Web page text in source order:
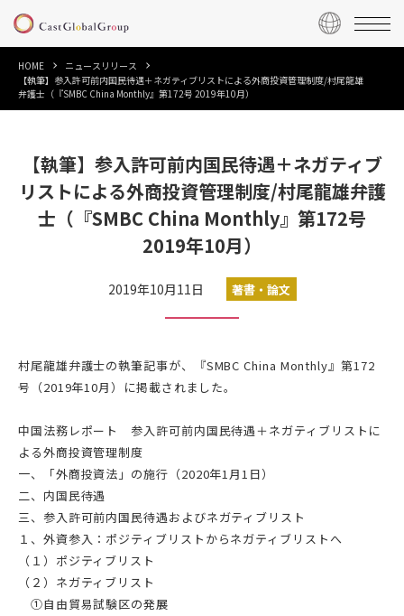
HOME
ニュースリリース
【執筆】参入許可前内国民待遇＋ネガティブリストによる外商投資管理制度/村尾龍雄
弁護士（『SMBC China Monthly』第172号 2019年10月）
【執筆】参入許可前内国民待遇＋ネガティブ
リストによる外商投資管理制度/村尾龍雄弁護
士（『SMBC China Monthly』第172号
2019年10月）
2019年10月11日 著書・論文
村尾龍雄弁護士の執筆記事が、『SMBC China Monthly』第172
号（2019年10月）に掲載されました。
中国法務レポート 参入許可前内国民待遇＋ネガティブリストに
よる外商投資管理制度
一、「外商投資法」の施行（2020年1月1日）
二、内国民待遇
三、参入許可前内国民待遇およびネガティブリスト
１、外資参入：ポジティブリストからネガティブリストへ
（１）ポジティブリスト
（２）ネガティブリスト
①自由貿易試験区の発展